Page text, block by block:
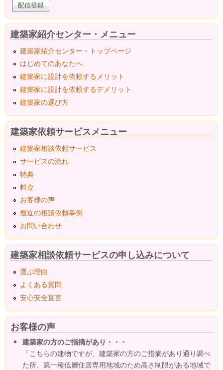
建築家紹介センター・メニュー
建築家紹介センター・トップページ
はじめてのあなたへ
建築家に設計を依頼するメリット
建築家に設計を依頼するデメリット
建築家の選び方
建築家依頼サービスメニュー
建築家相談依頼サービス
サービスの流れ
特典
料金
お客様の声
最近の相談依頼事例
お問い合わせ
建築家相談依頼サービスの申し込みについて
選ぶ理由
よくある質問
安心安全宣言
お客様の声
建築家の方のご指摘があり・・・
「こちらの建物ですが、建築家の方のご指摘があり通り調べ
た所、第一種低層住居専用地域のため高さ制限がある地域で